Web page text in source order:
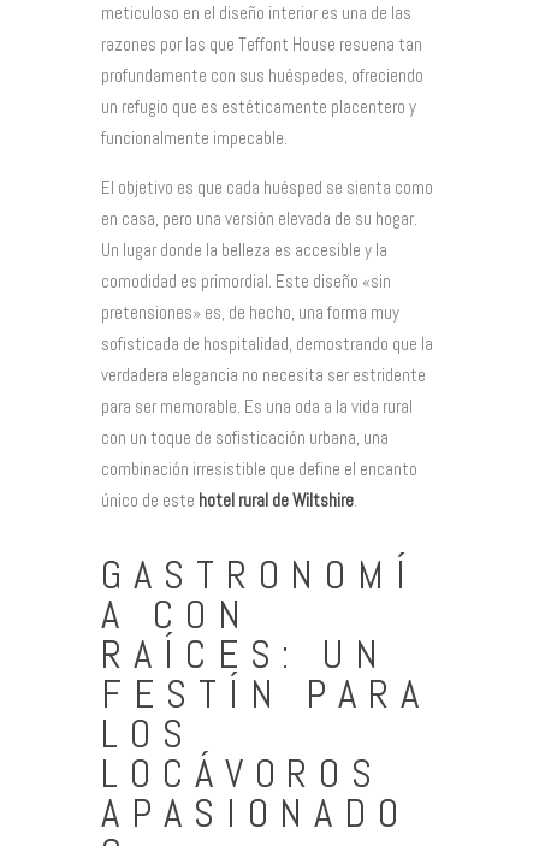
meticuloso en el diseño interior es una de las
razones por las que Teffont House resuena tan
profundamente con sus huéspedes, ofreciendo
un refugio que es estéticamente placentero y
funcionalmente impecable.
El objetivo es que cada huésped se sienta como
en casa, pero una versión elevada de su hogar.
Un lugar donde la belleza es accesible y la
comodidad es primordial. Este diseño «sin
pretensiones» es, de hecho, una forma muy
sofisticada de hospitalidad, demostrando que la
verdadera elegancia no necesita ser estridente
para ser memorable. Es una oda a la vida rural
con un toque de sofisticación urbana, una
combinación irresistible que define el encanto
único de este hotel rural de Wiltshire.
GASTRONOMÍ
A CON
RAÍCES: UN
FESTÍN PARA
LOS
LOCÁVOROS
APASIONADO